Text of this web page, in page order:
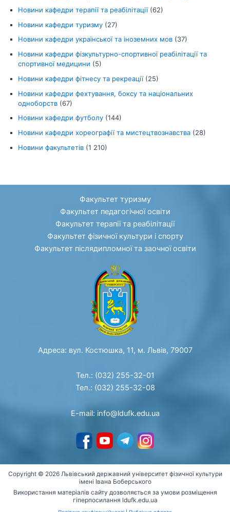
Новини кафедри терапії та реабілітації(62)
Новини кафедри туризму (27)
Новини кафедри української та іноземних мов (37)
Новини кафедри фізкультурно-спортивної реабілітації та
спортивної медицини (5)
Новини кафедри фітнесу та рекреації(25)
Новини кафедри фехтування, боксу та національних
одноборств (67)
Новини кафедри футболу (144)
Новини кафедри хореографії та мистецтвознавства (28)
Новини факультетів (1 210)
Факультет туризму
Факультет педагогічної освіти
Факультет терапії та реабілітації
Факультет фізичної культури і спорту
Факультет післядипломної та заочної освіти
Адреса: вул. Костюшка, 11, м. Львів, 79007
Тел.: (032) 255-32-01
Тел.: (032) 255-32-08
E-mail: info@ldufk.edu.ua
Copyright © 2026 Львівський державний університет фізичної культури
імені Івана Боберського
Використання матеріалів сайту дозволяється за умови розміщення
гіперпосилання ldufk.edu.ua